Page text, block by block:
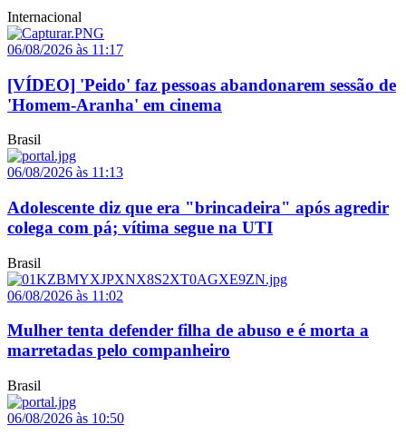
Internacional
06/08/2026 às 11:17
[VÍDEO] 'Peido' faz pessoas abandonarem sessão de
'Homem-Aranha' em cinema
Brasil
06/08/2026 às 11:13
Adolescente diz que era "brincadeira" após agredir
colega com pá; vítima segue na UTI
Brasil
06/08/2026 às 11:02
Mulher tenta defender filha de abuso e é morta a
marretadas pelo companheiro
Brasil
06/08/2026 às 10:50